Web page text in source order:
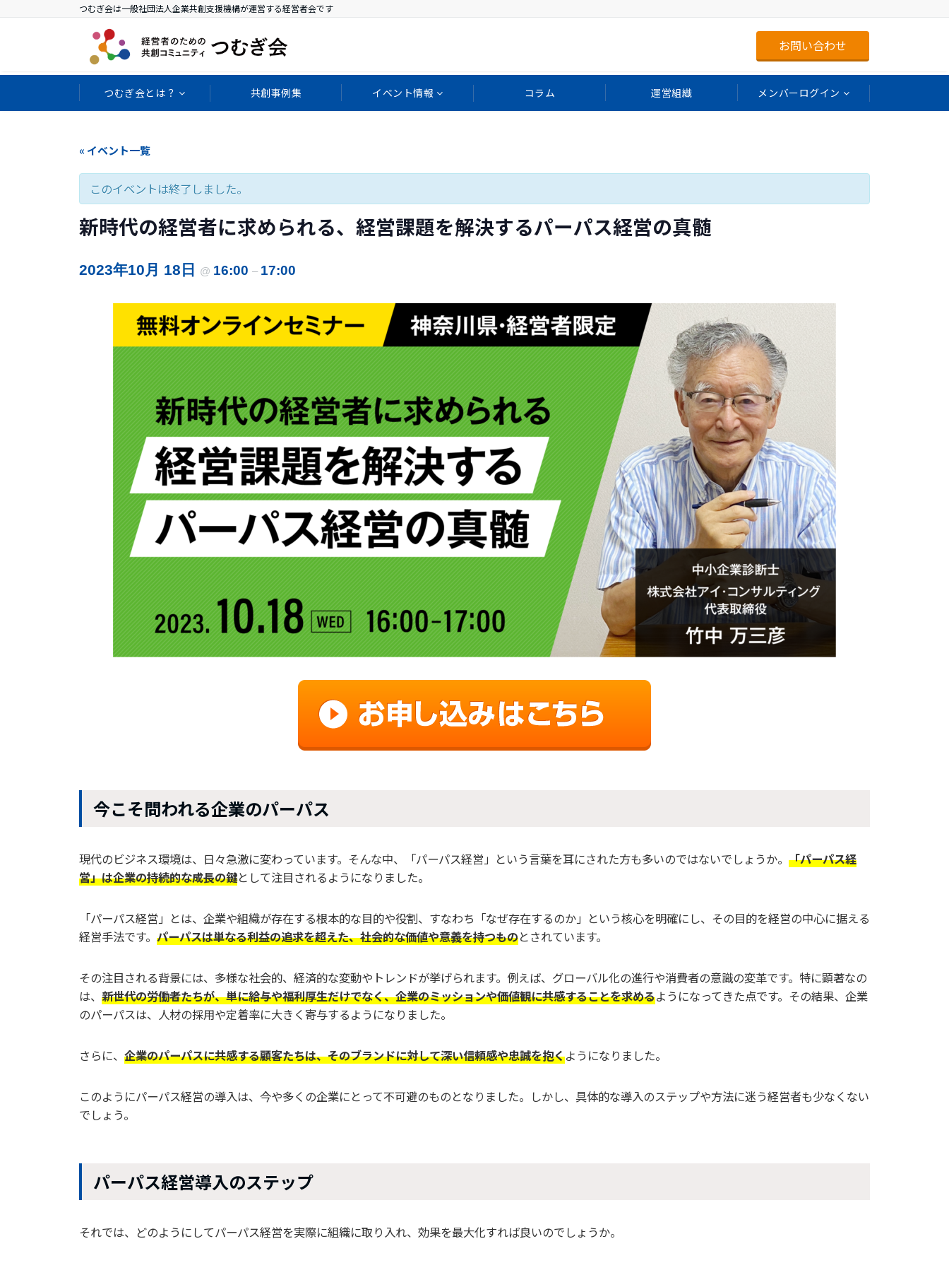
つむぎ会は一般社団法人企業共創支援機構が運営する経営者会です
お問い合わせ
つむぎ会とは？ 共創事例集 イベント情報 コラム 運営組織 メンバーログイン
« イベント一覧
このイベントは終了しました。
新時代の経営者に求められる、経営課題を解決するパーパス経営の真髄
2023年10月 18日 @ 16:00 – 17:00
今こそ問われる企業のパーパス
現代のビジネス環境は、日々急激に変わっています。そんな中、「パーパス経営」という言葉を耳にされた方も多いのではないでしょうか。 「パーパス経
営」は企業の持続的な成長の鍵として注目されるようになりました。
「パーパス経営」とは、企業や組織が存在する根本的な目的や役割、すなわち「なぜ存在するのか」という核心を明確にし、その目的を経営の中心に据える
経営手法です。 パーパスは単なる利益の追求を超えた、社会的な価値や意義を持つものとされています。
その注目される背景には、多様な社会的、経済的な変動やトレンドが挙げられます。例えば、グローバル化の進行や消費者の意識の変革です。特に顕著なの
は、 新世代の労働者たちが、単に給与や福利厚生だけでなく、企業のミッションや価値観に共感することを求めるようになってきた点です。その結果、企業
のパーパスは、人材の採用や定着率に大きく寄与するようになりました。
さらに、 企業のパーパスに共感する顧客たちは、そのブランドに対して深い信頼感や忠誠を抱くようになりました。
このようにパーパス経営の導入は、今や多くの企業にとって不可避のものとなりました。しかし、具体的な導入のステップや方法に迷う経営者も少なくない
でしょう。
パーパス経営導入のステップ
それでは、どのようにしてパーパス経営を実際に組織に取り入れ、効果を最大化すれば良いのでしょうか。